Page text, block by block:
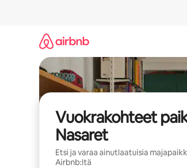
Vuokrakohteet
Nasaret
Etsi ja varaa ainutlaatuisia
Airbnb:ltä